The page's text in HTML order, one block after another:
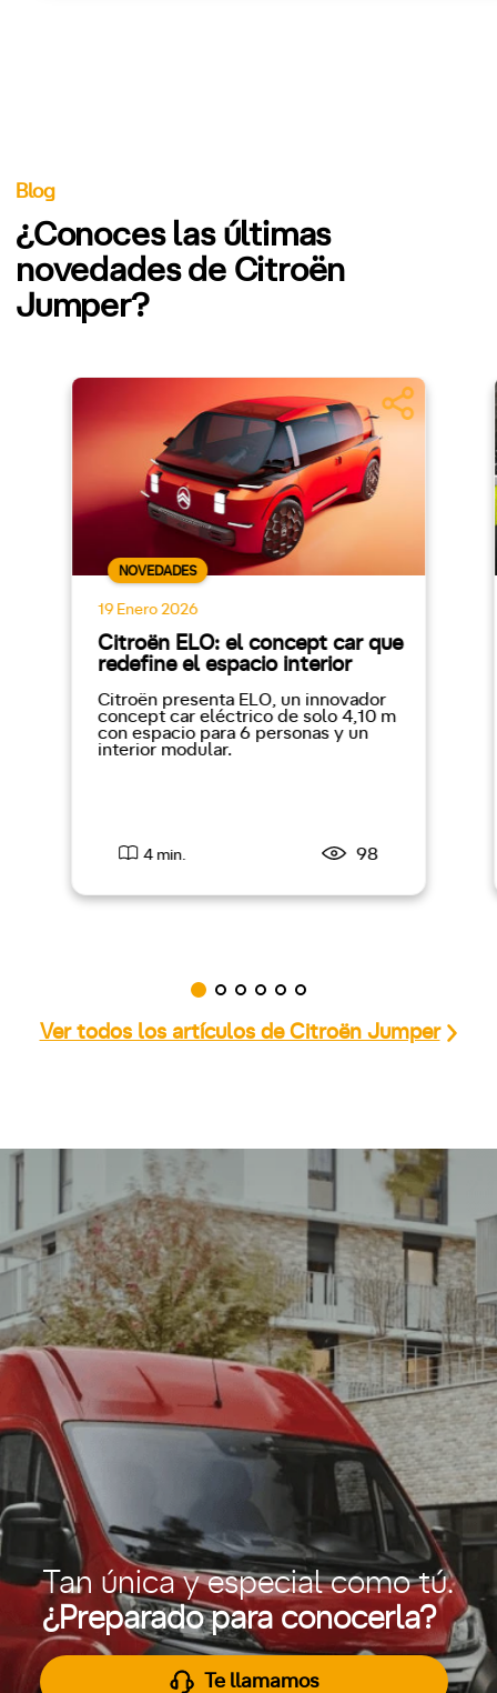
Blog
¿Conoces las últimas
novedades de Citroën
Jumper?
NOVEDADES
19 Enero 2026
Citroën ELO: el concept car que
redefine el espacio interior
Citroën presenta ELO, un innovador
concept car eléctrico de solo 4,10 m
con espacio para 6 personas y un
interior modular.
4 min. 98
Ver todos los artículos de Citroën Jumper
Tan única y especial como tú.
¿Preparado para conocerla?
Te llamamos